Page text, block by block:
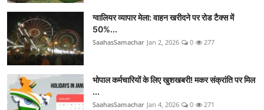
ग्वालियर व्यापार मेला: वाहन खरीदने पर रोड टैक्स में
50%...
SaahasSamachar Jan 2, 2026 0 277
भोपाल कर्मचारियों के लिए खुशखबरी! मकर संक्रांति पर मिल
...
SaahasSamachar Jan 4, 2026 0 271